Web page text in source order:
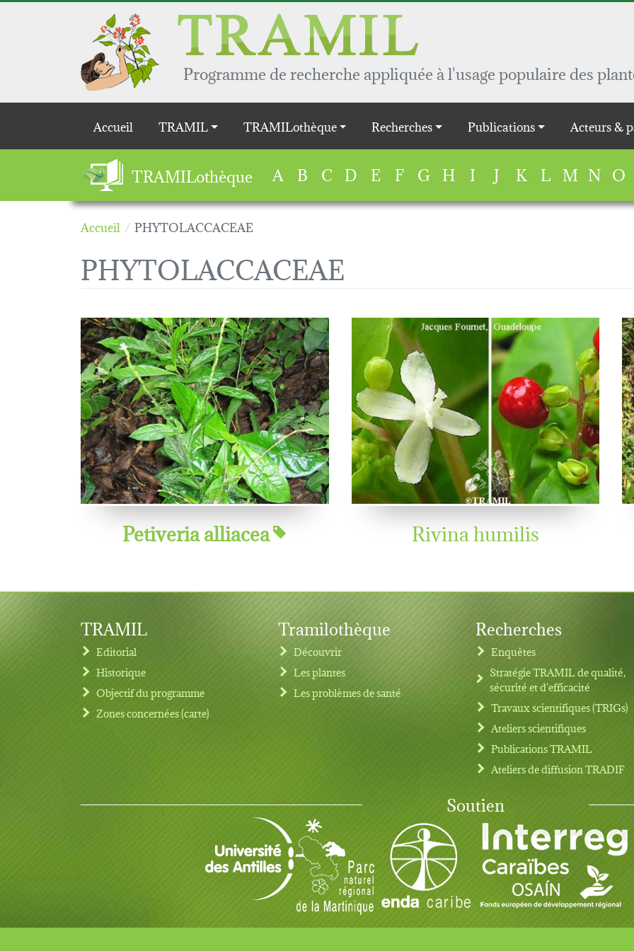
Aller au contenu principal
Programme de recherche appliquée à l'usage populaire des
Main navigation
Accueil TRAMIL TRAMILothèque Recherches Publications Acteurs &
TRAMILothèque A B C D E F G H I J K L M N O
Accueil PHYTOLACCACEAE
PHYTOLACCACEAE
Petiveria alliacea Rivina humilis
Footer menu
TRAMIL
Editorial
Historique
Objectif du programme
Zones concernées (carte)
Tramilothèque
Découvrir
Les plantes
Les problèmes de santé
Recherches
Enquêtes
Stratégie TRAMIL de qualité,
sécurité et d'efficacité
Travaux scientifiques (TRIGs)
Ateliers scientifiques
Publications TRAMIL
Ateliers de diffusion TRADIF
Soutien